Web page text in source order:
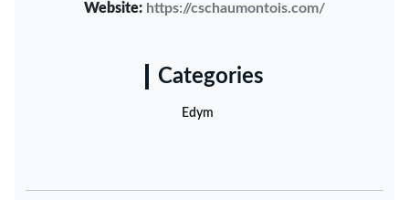
Website: https://cschaumontois.com/
Categories
Edym